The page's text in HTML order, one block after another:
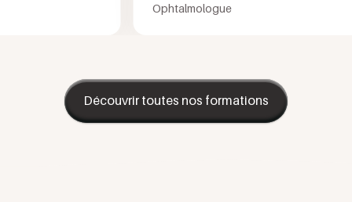
Ophtalmologue
Découvrir toutes nos formations